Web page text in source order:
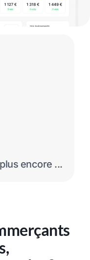
encore ...